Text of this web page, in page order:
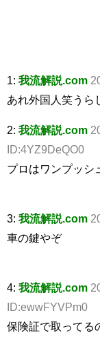
1: 我流解説.com
あれ外国人笑うら
2: 我流解説.com
ID:4YZ9DeQO0
プロはワンプッシ
3: 我流解説.com
車の鍵やぞ
4: 我流解説.com
ID:ewwFYVPm0
保険証で取ってる